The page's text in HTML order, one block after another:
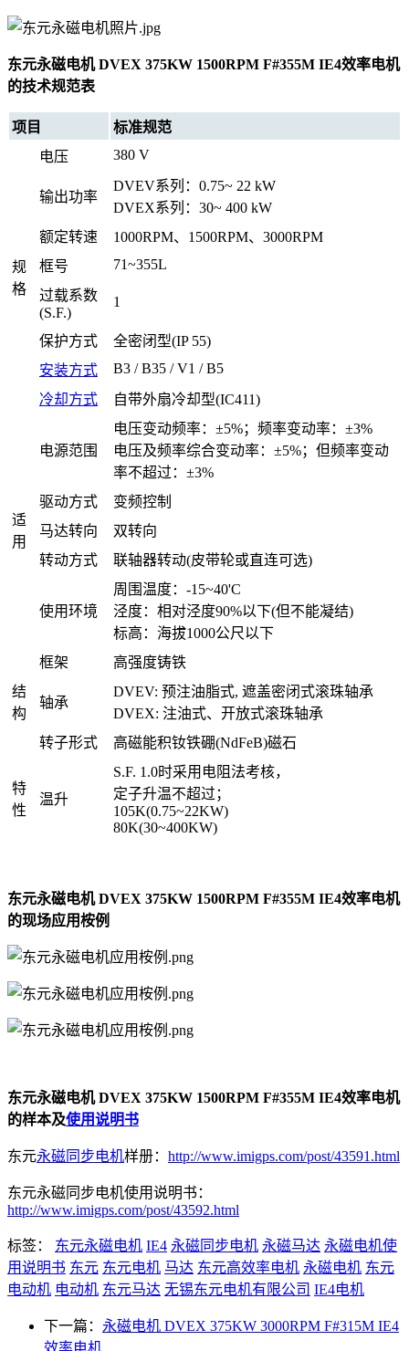
东元永磁电机 DVEX 375KW 1500RPM F#355M IE4效率电机
的技术规范表
项目 标准规范
规
格
电压 380 V
输出功率
DVEV系列：0.75~ 22 kW
DVEX系列：30~ 400 kW
额定转速
1000RPM、1500RPM、3000RPM
框号
71~355L
过载系数
(S.F.)
1
保护方式
全密闭型(IP 55)
安装方式
B3 / B35 / V1 / B5
冷却方式
自带外扇冷却型(IC411)
适
用
电源范围
电压变动频率：±5%；频率变动率：±3%
电压及频率综合变动率：±5%；但频率变动
率不超过：±3%
驱动方式
变频控制
马达转向
双转向
转动方式
联轴器转动(皮带轮或直连可选)
使用环境
周围温度：-15~40'C
泾度：相对泾度90%以下(但不能凝结)
标高：海拔1000公尺以下
结
构
框架 高强度铸铁
轴承
DVEV: 预注油脂式, 遮盖密闭式滚珠轴承
DVEX: 注油式、开放式滚珠轴承
转子形式
高磁能积钕铁硼(NdFeB)磁石
特
性
温升
S.F. 1.0时采用电阻法考核，
定子升温不超过；
105K(0.75~22KW)
80K(30~400KW)
东元永磁电机 DVEX 375KW 1500RPM F#355M IE4效率电机
的现场应用桉例
东元永磁电机 DVEX 375KW 1500RPM F#355M IE4效率电机
的样本及使用说明书
东元永磁同步电机样册： http://www.imigps.com/post/43591.html
东元永磁同步电机使用说明书：
http://www.imigps.com/post/43592.html
标签： 东元永磁电机 IE4 永磁同步电机 永磁马达 永磁电机使
用说明书 东元 东元电机 马达 东元高效率电机 永磁电机 东元
电动机 电动机 东元马达 无锡东元电机有限公司 IE4电机
下一篇： 永磁电机 DVEX 375KW 3000RPM F#315M IE4
效率电机